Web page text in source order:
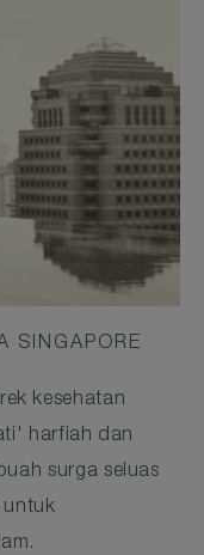
SINGAPORE
kesehatan
harfiah dan
surga seluas
untuk